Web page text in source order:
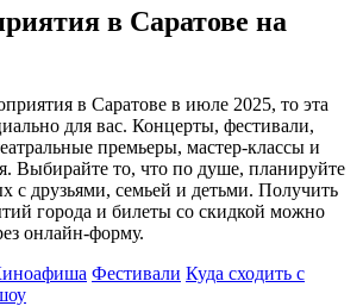
в Саратове на
в Саратове в июле 2025, то эта
для вас. Концерты, фестивали,
премьеры, мастер-классы и
Выбирайте то, что по душе, планируйте
с друзьями, семьей и детьми. Получить
города и билеты со скидкой можно
онлайн-форму.
Фестивали Куда сходить с